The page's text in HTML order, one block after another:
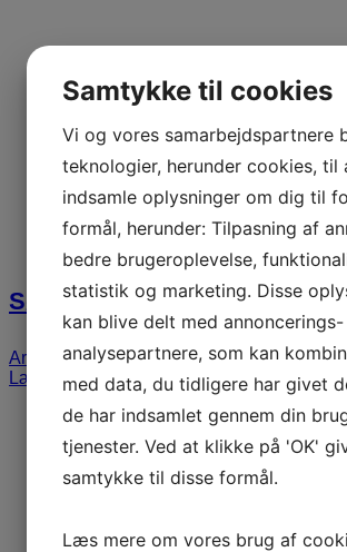
Søs Egelind
Arbejdsglæde,Humor,Kreativitet/
Læs mere
Samtykke til cookies
Vi og vores samarbejdspartnere
teknologier, herunder cookies, til
indsamle oplysninger om dig til
formål, herunder: Tilpasning af
bedre brugeroplevelse,
statistik og marketing. Disse
kan blive delt med
analysepartnere, som kan
med data, du tidligere har givet
de har indsamlet gennem din
tjenester. Ved at klikke på 'OK'
samtykke til disse formål.
Læs mere om vores brug af